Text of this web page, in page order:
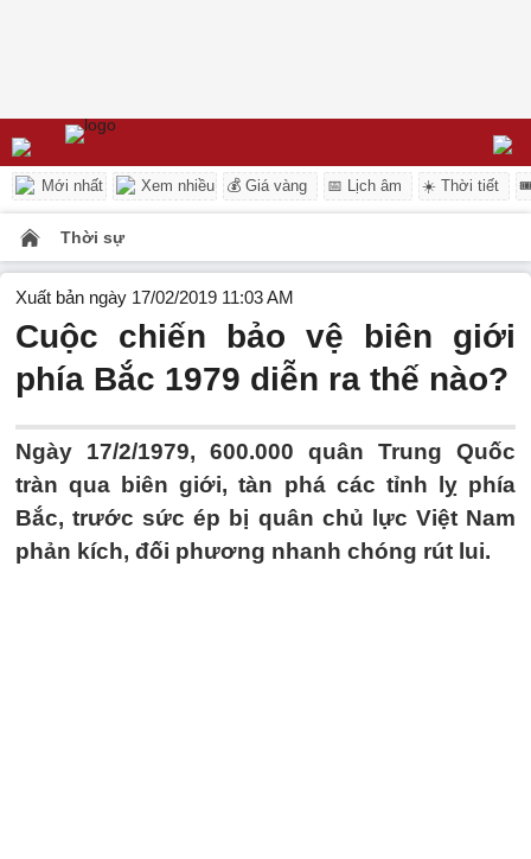
Mới nhất Xem nhiều 💰 Giá vàng 📅 Lịch âm ☀️ Thời tiết
Thời sự
Xuất bản ngày 17/02/2019 11:03 AM
Cuộc chiến bảo vệ biên giới
phía Bắc 1979 diễn ra thế nào?
Ngày 17/2/1979, 600.000 quân Trung Quốc
tràn qua biên giới, tàn phá các tỉnh lỵ phía
Bắc, trước sức ép bị quân chủ lực Việt Nam
phản kích, đối phương nhanh chóng rút lui.